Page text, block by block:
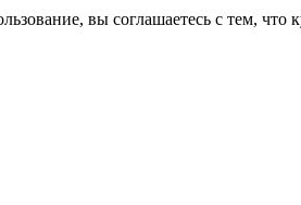
вы соглашаетесь с тем, что